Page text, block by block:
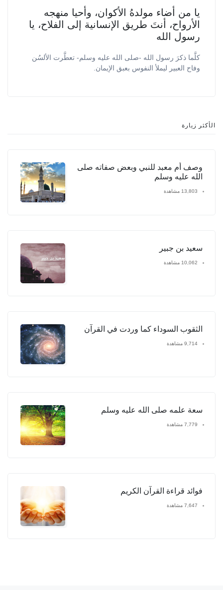
يا من أضاء مولدهُ الأكوان، وأحيا منهجه
الأرواح، أنتَ طريق الإنسانية إلى الفلاح، يا
رسول الله
كلَّما ذكرَ رسول الله -صلى الله عليه وسلم- تعطَّرت الألسُن
وفاح العبير ليملأ النفوس بعبق الإيمان.
الأكثر زيارة
وصف أم معبد للنبي وبعض صفاته صلى
الله عليه وسلم
13,803 مشاهدة
سعيد بن جبير
10,062 مشاهدة
الثقوب السوداء كما وردت في القرآن
9,714 مشاهدة
سعة علمه صلى الله عليه وسلم
7,779 مشاهدة
فوائد قراءة القرآن الكريم
7,647 مشاهدة